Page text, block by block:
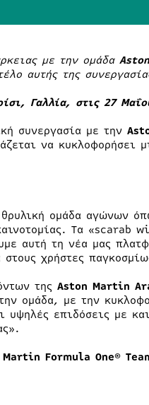
με την ομάδα
αυτής της
Γαλλία, στις 27
συνεργασία με την
να κυκλοφορήσει
ομάδα αγώνων
Τα «scarab
αυτή τη νέα μας
χρήστες
της Aston Martin
ομάδα, με την
υψηλές επιδόσεις με
Martin Formula One®